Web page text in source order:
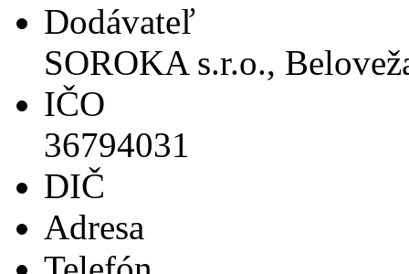
Dodávateľ
SOROKA s.r.o.,
IČO
36794031
DIČ
Adresa